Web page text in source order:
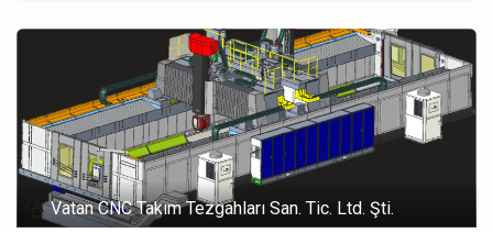
Vatan CNC Takım Tezgahları San. Tic. Ltd. Şti.